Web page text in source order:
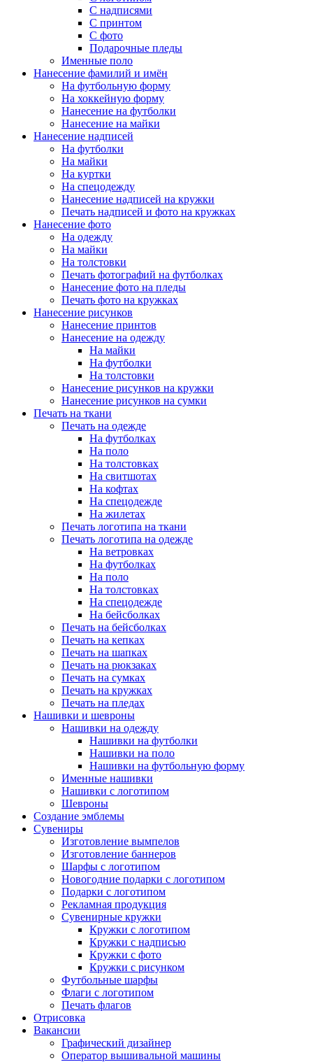
С надписями
С принтом
С фото
Подарочные пледы
Именные поло
Нанесение фамилий и имён
На футбольную форму
На хоккейную форму
Нанесение на футболки
Нанесение на майки
Нанесение надписей
На футболки
На майки
На куртки
На спецодежду
Нанесение надписей на кружки
Печать надписей и фото на кружках
Нанесение фото
На одежду
На майки
На толстовки
Печать фотографий на футболках
Нанесение фото на пледы
Печать фото на кружках
Нанесение рисунков
Нанесение принтов
Нанесение на одежду
На майки
На футболки
На толстовки
Нанесение рисунков на кружки
Нанесение рисунков на сумки
Печать на ткани
Печать на одежде
На футболках
На поло
На толстовках
На свитшотах
На кофтах
На спецодежде
На жилетах
Печать логотипа на ткани
Печать логотипа на одежде
На ветровках
На футболках
На поло
На толстовках
На спецодежде
На бейсболках
Печать на бейсболках
Печать на кепках
Печать на шапках
Печать на рюкзаках
Печать на сумках
Печать на кружках
Печать на пледах
Нашивки и шевроны
Нашивки на одежду
Нашивки на футболки
Нашивки на поло
Нашивки на футбольную форму
Именные нашивки
Нашивки с логотипом
Шевроны
Создание эмблемы
Сувениры
Изготовление вымпелов
Изготовление баннеров
Шарфы с логотипом
Новогодние подарки с логотипом
Подарки с логотипом
Рекламная продукция
Сувенирные кружки
Кружки с логотипом
Кружки с надписью
Кружки с фото
Кружки с рисунком
Футбольные шарфы
Флаги с логотипом
Печать флагов
Отрисовка
Вакансии
Графический дизайнер
Оператор вышивальной машины